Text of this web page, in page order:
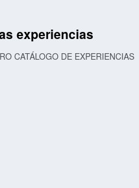
experiencias
CATÁLOGO DE EXPERIENCIAS